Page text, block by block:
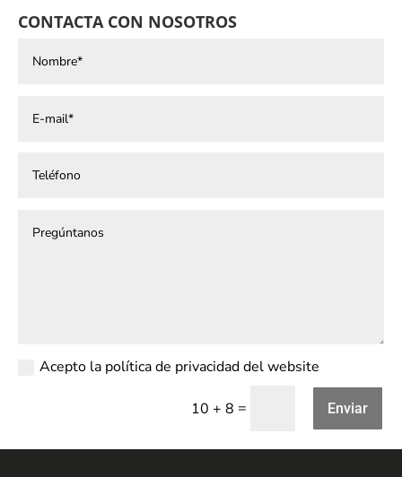
CONTACTA CON NOSOTROS
Acepto la política de privacidad del website
10 + 8 = Enviar